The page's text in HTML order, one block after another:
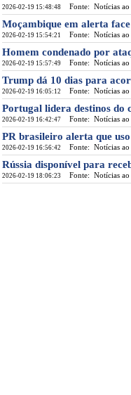
2026-02-19 15:48:48 Fonte: Notícias
Moçambique em alerta
2026-02-19 15:54:21 Fonte: Notícias
Homem condenado por
2026-02-19 15:57:49 Fonte: Notícias
Trump dá 10 dias para
2026-02-19 16:05:12 Fonte: Notícias
Portugal lidera destinos do
2026-02-19 16:42:47 Fonte: Notícias
PR brasileiro alerta que
2026-02-19 16:56:42 Fonte: Notícias
Rússia disponível para
2026-02-19 18:06:23 Fonte: Notícias